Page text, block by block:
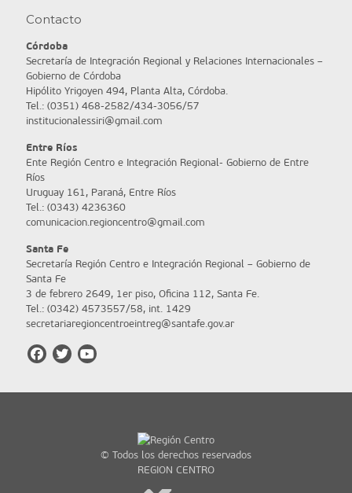
Contacto
Córdoba
Secretaría de Integración Regional y Relaciones Internacionales –
Gobierno de Córdoba
Hipólito Yrigoyen 494, Planta Alta, Córdoba.
Tel.: (0351) 468-2582/434-3056/57
institucionalessiri@gmail.com
Entre Ríos
Ente Región Centro e Integración Regional- Gobierno de Entre
Ríos
Uruguay 161, Paraná, Entre Ríos
Tel.: (0343) 4236360
comunicacion.regioncentro@gmail.com
Santa Fe
Secretaría Región Centro e Integración Regional – Gobierno de
Santa Fe
3 de febrero 2649, 1er piso, Oficina 112, Santa Fe.
Tel.: (0342) 4573557/58, int. 1429
secretariaregioncentroeintreg@santafe.gov.ar
© Todos los derechos reservados
REGION CENTRO